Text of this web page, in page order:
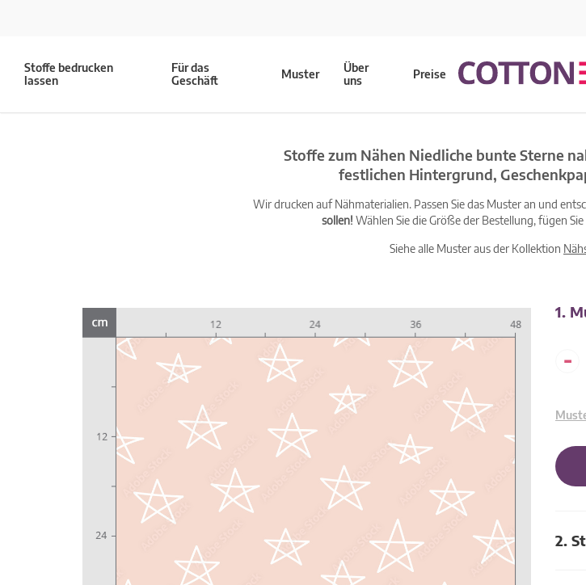
Stoffe bedrucken
lassen
Für das
Geschäft
Muster
Über
uns
Preise
Stoffe zum Nähen Niedliche bunte Sterne
festlichen Hintergrund,
Wir drucken auf Nähmaterialien. Passen Sie das Muster an und
sollen! Wählen Sie die Größe der Bestellung, fügen
Siehe alle Muster aus der Kollektion
1.
-
2.